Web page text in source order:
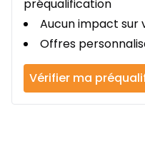
préqualification
Aucun impact
Offres
Vérifier ma